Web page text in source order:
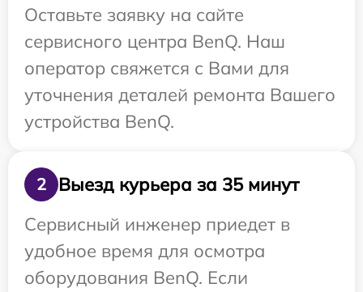
Оставьте заявку на сайте
сервисного центра BenQ. Наш
оператор свяжется с Вами для
уточнения деталей ремонта Вашего
устройства BenQ.
2
Выезд курьера за 35 минут
Сервисный инженер приедет в
удобное время для осмотра
оборудования BenQ. Если